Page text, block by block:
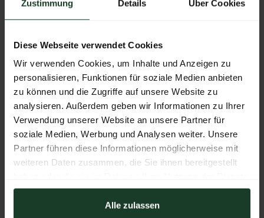
Zustimmung Details Über Cookies
Diese Webseite verwendet Cookies
Wir verwenden Cookies, um Inhalte und Anzeigen zu
personalisieren, Funktionen für soziale Medien anbieten
zu können und die Zugriffe auf unsere Website zu
analysieren. Außerdem geben wir Informationen zu Ihrer
Verwendung unserer Website an unsere Partner für
soziale Medien, Werbung und Analysen weiter. Unsere
Partner führen diese Informationen möglicherweise mit
weiteren Daten zusammen, die Sie ihnen bereitgestellt
gesammelt haben.
Alle zulassen
Aussteller:2B Cars GmbH
Weitere Produkte von diesem Aussteller